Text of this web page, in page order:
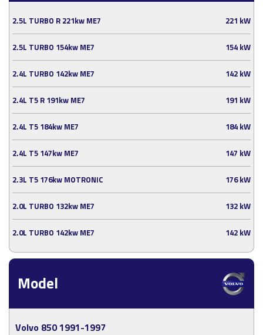
Model
Volvo 850 1991-1997
2.5L TURBO R 221kw ME7 221 kW
2.5L TURBO 154kw ME7 154 kW
2.4L TURBO 142kw ME7 142 kW
2.4L T5 R 191kw ME7 191 kW
2.4L T5 184kw ME7 184 kW
2.4L T5 147kw ME7 147 kW
2.3L T5 176kw MOTRONIC 176 kW
2.0L TURBO 132kw ME7 132 kW
2.0L TURBO 142kw ME7 142 kW